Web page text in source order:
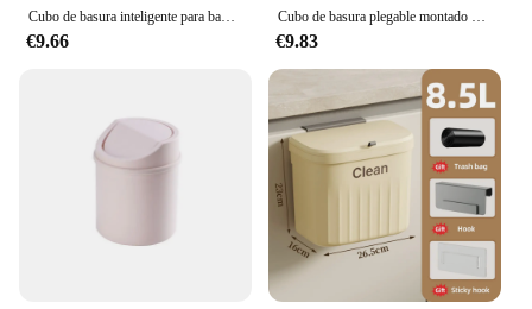
Cubo de basura inteligente para baño, papelera electrónica automática, sin contacto, estrecho, Sensor inteligente, 15l
€9.66
Cubo de basura plegable montado en la pared para cocina, cesta de papel de almacenamiento para puerta de armario doméstico, clasificación creativa
€9.83